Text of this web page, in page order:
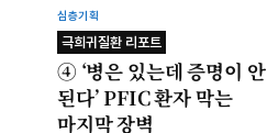
심층기획
극희귀질환 리포트
④ ‘병은 있는데 증명이 안
된다’ PFIC 환자 막는
마지막 장벽